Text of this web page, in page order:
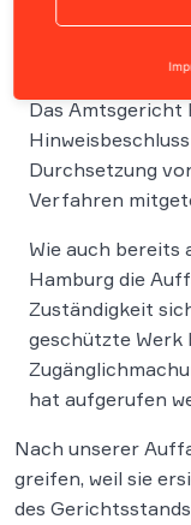
Das Amtsgericht
Durchsetzung
Verfahren
Wie auch
Hamburg die
Zuständigkeit
geschützte
hat aufgerufen
Nach unserer
greifen, weil sie
des